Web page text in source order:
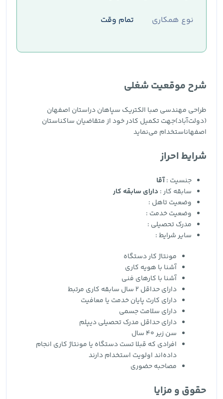
نوع همکاری
تمام وقت
شرح موقعیت شغلی
طراحی مهندسی صبا الکتریک سپاهان دراستان اصفهان
(دولت‌آباد)جهت تکمیل کادر خود از متقاضیان ساکناستان
اصفهاناستخدام می‌نماید
شرایط احراز
جنسیت :آقا
سابقه کار : دارای سابقه کار
وضعیت تاهل :
وضعیت خدمت :
مدرک تحصیلی :
سایر شرایط :
مونتاژ کار دستگاه
آشنا با هویه کاری
آشنا با کارهای فنی
دارای حداقل 2 سال سابقه کاری مرتبط
دارای کارت پایان خدمت یا معافیت
دارای سلامت جسمی
دارای حداقل مدرک تحصیلی دیپلم
سن زیر 40 سال
افرادی که قبلا تست دستگاه یا مونتاژ کاری انجام
داده‌اند اولویت استخدام دارند
مصاحبه حضوری
حقوق و مزایا